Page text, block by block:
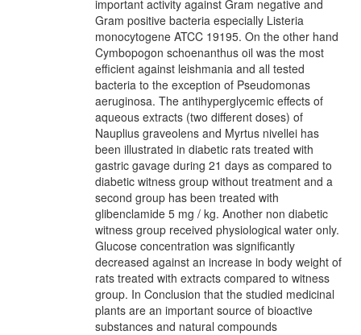
important activity against Gram negative and
Gram positive bacteria especially Listeria
monocytogene ATCC 19195. On the other hand
Cymbopogon schoenanthus oil was the most
efficient against leishmania and all tested
bacteria to the exception of Pseudomonas
aeruginosa. The antihyperglycemic effects of
aqueous extracts (two different doses) of
Nauplius graveolens and Myrtus nivellei has
been illustrated in diabetic rats treated with
gastric gavage during 21 days as compared to
diabetic witness group without treatment and a
second group has been treated with
glibenclamide 5 mg / kg. Another non diabetic
witness group received physiological water only.
Glucose concentration was significantly
decreased against an increase in body weight of
rats treated with extracts compared to witness
group. In Conclusion that the studied medicinal
plants are an important source of bioactive
substances and natural compounds